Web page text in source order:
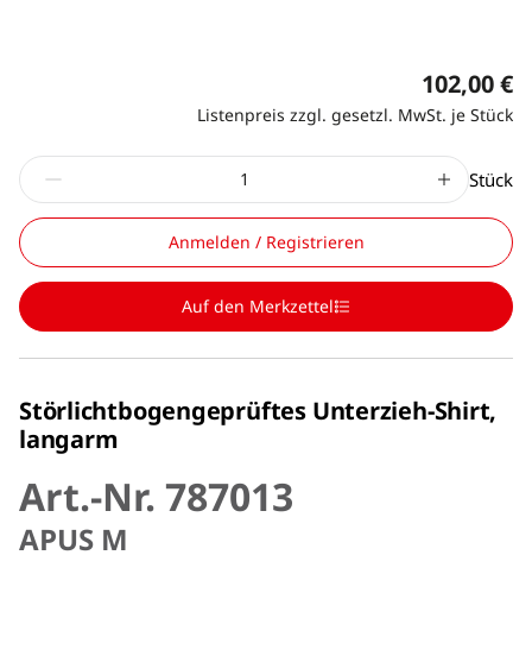
102,00 €
Listenpreis zzgl. gesetzl. MwSt. je Stück
Stück
Anmelden / Registrieren
Auf den Merkzettel
Störlichtbogengeprüftes Unterzieh-Shirt,
langarm
Art.-Nr. 787013
APUS M